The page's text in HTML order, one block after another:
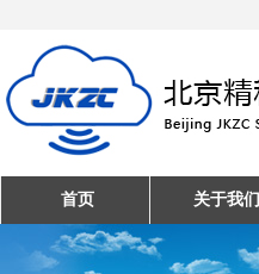
首页 关于我们